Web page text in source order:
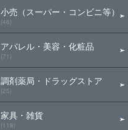
小売（スーパー・コンビニ等）
(46)
アパレル・美容・化粧品
(71)
調剤薬局・ドラッグストア
(25)
家具・雑貨
(119)